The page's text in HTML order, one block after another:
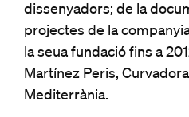
dissenyadors; de la
projectes de la
la seua fundació fins a
Martínez Peris,
Mediterrània.